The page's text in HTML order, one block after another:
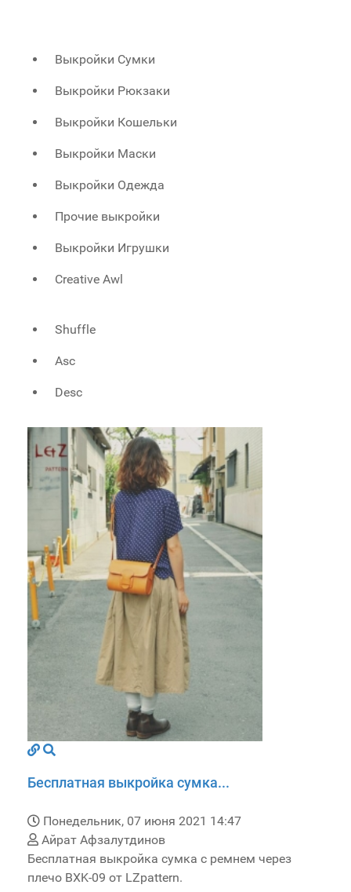
Выкройки Сумки
Выкройки Рюкзаки
Выкройки Кошельки
Выкройки Маски
Выкройки Одежда
Прочие выкройки
Выкройки Игрушки
Creative Awl
Shuffle
Asc
Desc
Бесплатная выкройка сумка...
Понедельник, 07 июня 2021 14:47
Айрат Афзалутдинов
Бесплатная выкройка сумка с ремнем через
плечо BXK-09 от LZpattern.